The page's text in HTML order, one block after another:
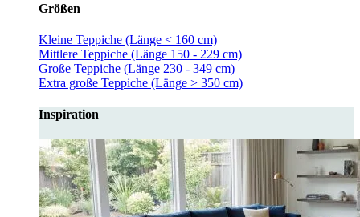
Größen
Kleine Teppiche (Länge < 160 cm)
Mittlere Teppiche (Länge 150 - 229 cm)
Große Teppiche (Länge 230 - 349 cm)
Extra große Teppiche (Länge > 350 cm)
Inspiration